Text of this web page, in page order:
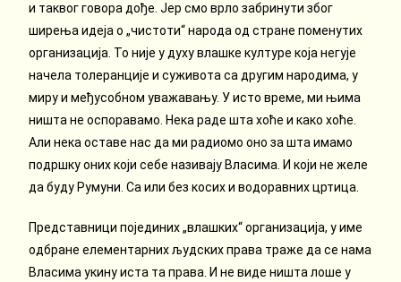
и таквог говора дође. Јер смо врло забринути због
ширења идеја о „чистоти“ народа од стране поменутих
организација. То није у духу влашке културе која негује
начела толеранције и суживота са другим народима, у
миру и међусобном уважавању. У исто време, ми њима
ништа не оспоравамо. Нека раде шта хоће и како хоће.
Али нека оставе нас да ми радиомо оно за шта имамо
подршку оних који себе називају Власима. И који не желе
да буду Румуни. Са или без косих и водоравних цртица.
Представници појединих „влашких“ организација, у име
одбране елементарних људских права траже да се нама
Власима укину иста та права. И не виде ништа лоше у